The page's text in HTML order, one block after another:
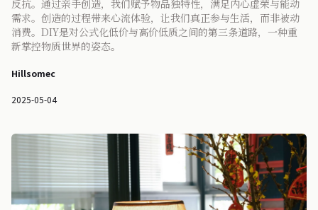
反抗。通过亲手创造，我们赋予物品独特性，满足内心虚荣与能动
需求。创造的过程带来心流体验，让我们真正参与生活，而非被动
消费。DIY是对公式化低价与高价低质之间的第三条道路，一种重
新掌控物质世界的姿态。
Hillsomec
2025-05-04